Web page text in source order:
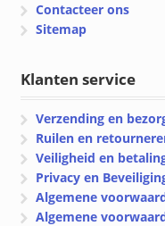
Contacteer ons
Sitemap
Klanten service
Verzending en
Ruilen en
Veiligheid en
Privacy en
Algemene
Algemene